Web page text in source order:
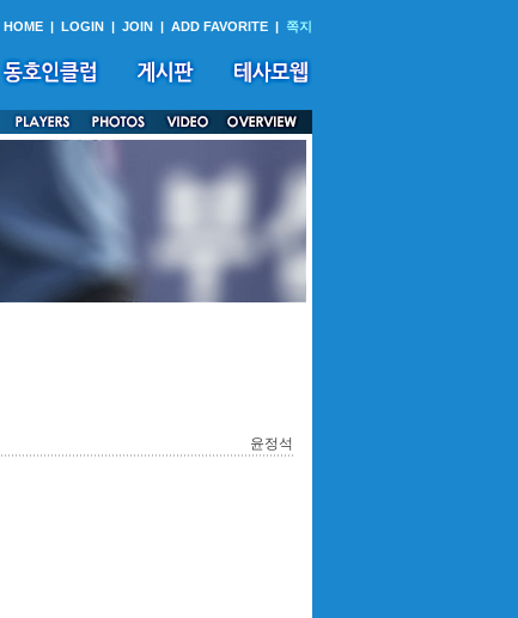
HOME | LOGIN | JOIN | ADD FAVORITE | 쪽지
윤정석